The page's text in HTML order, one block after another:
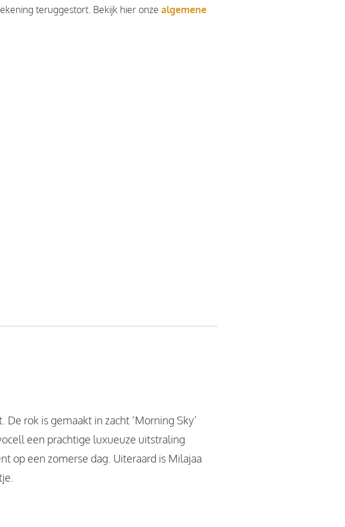
teruggestort. Bekijk hier onze algemene
rok is gemaakt in zacht ‘Morning Sky’
een prachtige luxueuze uitstraling
op een zomerse dag. Uiteraard is Milajaa